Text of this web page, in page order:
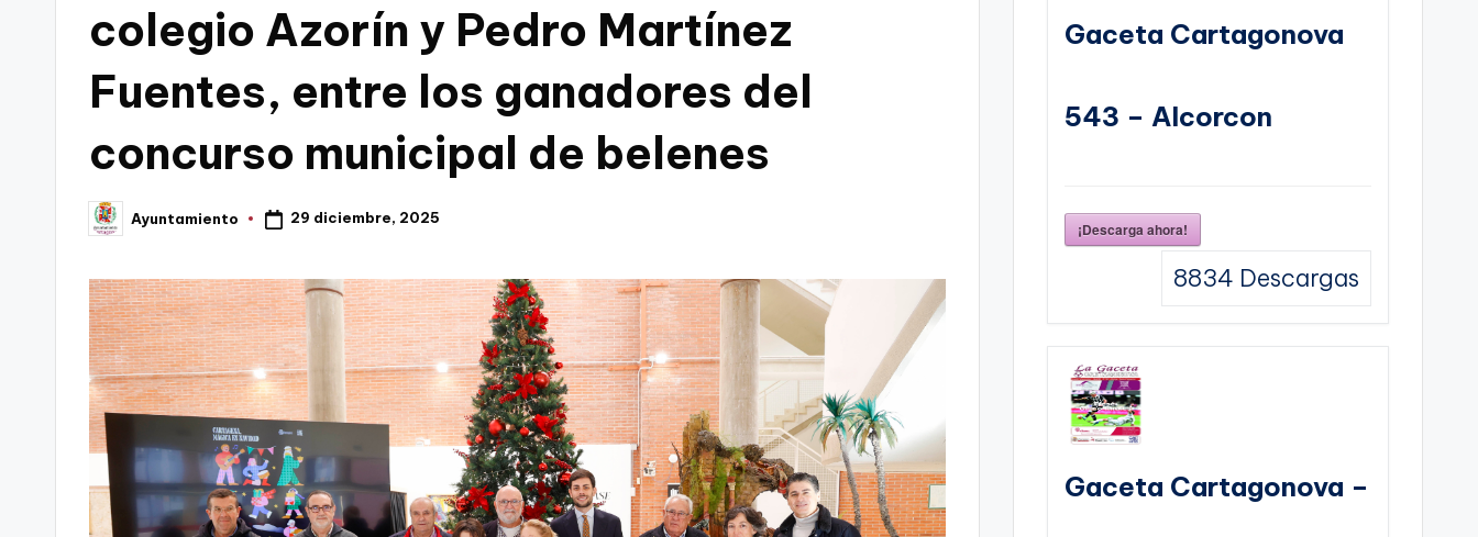
colegio Azorín y Pedro Martínez
Fuentes, entre los ganadores del
concurso municipal de belenes
Publicado
por
Ayuntamiento 29 diciembre, 2025
Gaceta Cartagonova
543 – Alcorcon
¡Descarga ahora!
8834 Descargas
Gaceta Cartagonova –